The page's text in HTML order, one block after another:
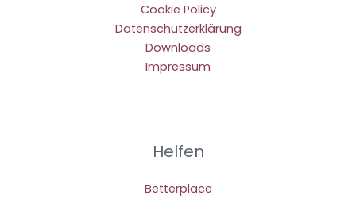
Cookie Policy
Datenschutzerklärung
Downloads
Impressum
Helfen
Betterplace